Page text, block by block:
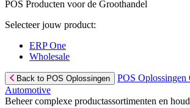
POS Producten voor de Groothandel
Selecteer jouw product:
ERP One
Wholesale
Back to POS Oplossingen
POS
Automotive
Beheer complexe productassortimenten en